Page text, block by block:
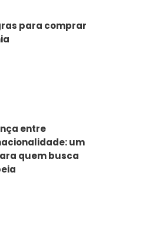
para comprar
entre
um
quem busca